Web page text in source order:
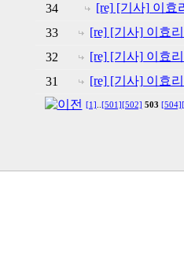
34
[re] [기사] 이효
33
[re] [기사] 이효
32
[re] [기사] 이효
31
[re] [기사] 이효
[1] [501] [502] 503 [504]